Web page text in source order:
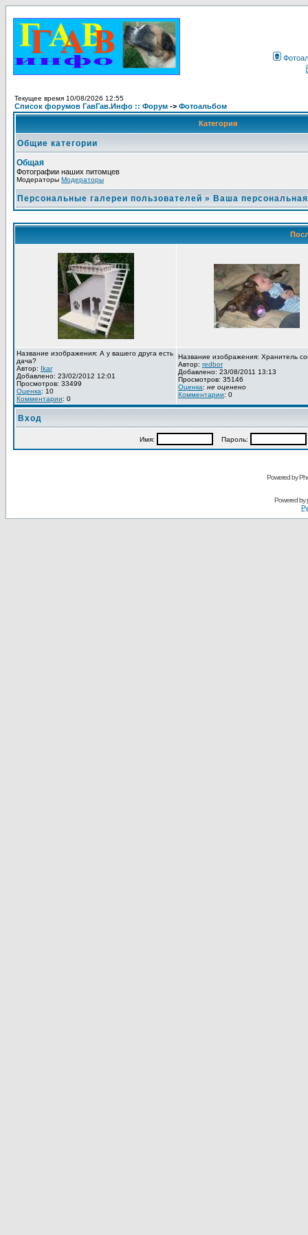
Текущее время 10/08/2026 12:55
Список форумов ГавГав.Инфо :: Форум -> Фотоальбом
Категория
Общие категории
Общая
Фотографии наших питомцев
Модераторы Модераторы
Персональные галереи пользователей » Ваша
Название изображения: А у вашего друга есть
дача?
Автор: Ikar
Добавлено: 23/02/2012 12:01
Просмотров: 33499
Оценка: 10
Комментарии: 0
Название изображения: Хранитель
Автор: redbor
Добавлено: 23/08/2011 13:13
Просмотров: 35146
Оценка: не оценено
Комментарии: 0
Вход
Имя: Пароль:
Powered by
Powered by